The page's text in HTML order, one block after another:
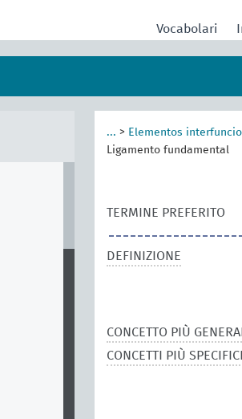
Vocabolari
... > Elementos
Ligamento fundamental
TERMINE PREFERITO
DEFINIZIONE
CONCETTO PIÙ
CONCETTI PIÙ SPECIFICI